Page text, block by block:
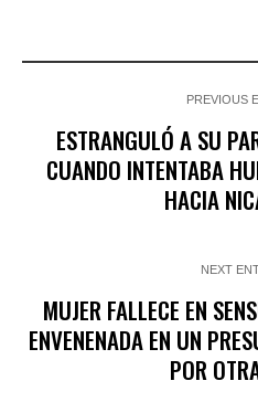
PREVIOUS
ESTRANGULÓ A SU
CUANDO INTENTABA
HACIA
NEXT
MUJER FALLECE EN
ENVENENADA EN UN
POR